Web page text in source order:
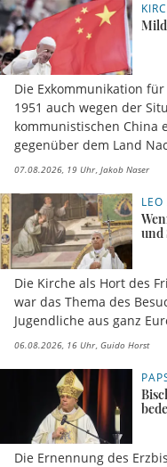
Die Exkommunikation
1951 auch wegen der
kommunistischen China
gegenüber dem Land
07.08.2026, 19 Uhr Jakob Naser
und
Die Kirche als Hort des
war das Thema des
Jugendliche aus ganz
06.08.2026, 16 Uhr Guido Horst
Die Ernennung des